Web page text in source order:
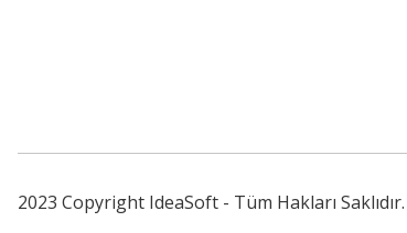
2023 Copyright IdeaSoft - Tüm Hakları Saklıdır.